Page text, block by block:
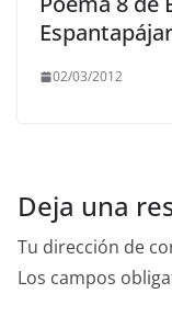
02/03/2012
Deja una
Tu dirección de
Los campos